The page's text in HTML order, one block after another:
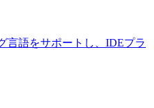
言語をサポートし、IDEプラ